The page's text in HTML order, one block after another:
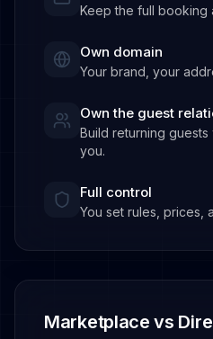
Keep the full booking
Own domain
Your brand, your
Own the guest
Build returning
you.
Full control
You set rules, prices,
Marketplace vs